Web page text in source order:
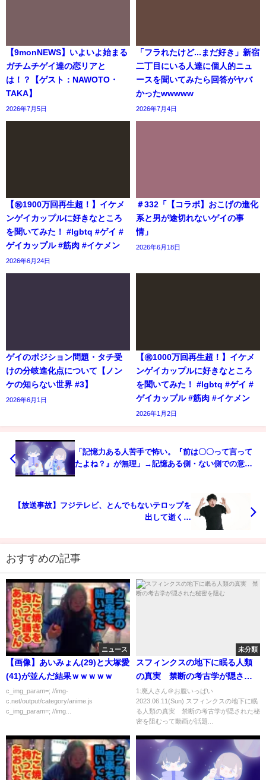
【9monNEWS】いよいよ始まる
ガチムチゲイ達の恋リアと
は！？【ゲスト：NAWOTO・
TAKA】
2026年7月5日
「フラれたけど...まだ好き」新宿
二丁目にいる人達に個人的ニュ
ースを聞いてみたら回答がヤバ
かったwwwww
2026年7月4日
【㊗️1900万回再生超！】イケメ
ンゲイカップルに好きなところ
を聞いてみた！ #lgbtq #ゲイ #
ゲイカップル #筋肉 #イケメン
2026年6月24日
＃332「【コラボ】おこげの進化
系と男が途切れないゲイの事
情」
2026年6月18日
ゲイのポジション問題・タチ受
けの分岐進化点について【ノン
ケの知らない世界 #3】
2026年6月1日
【㊗️1000万回再生超！】イケメ
ンゲイカップルに好きなところ
を聞いてみた！ #lgbtq #ゲイ #
ゲイカップル #筋肉 #イケメン
2026年1月2日
「記憶力ある人苦手で怖い。『前は〇〇って言って
たよね？』が無理」→記憶ある側・ない側での意識
【放送事故】フジテレビ、とんでもないテロップを
出して逝く…
おすすめの記事
ニュース
【画像】あいみょん(29)と大塚愛
(41)が並んだ結果ｗｗｗｗｗ
c_img_param=; //img-
c.net/output/category/anime.js
c_img_param=; //img...
未分類
スフィンクスの地下に眠る人類
の真実 禁断の考古学が隠され
た秘密を阻む
1:廃人さん＠お腹いっぱい
2023.06.11(Sun) スフィンクスの地下に眠
る人類の真実 禁断の考古学が隠された秘
密を阻むって動画が話題...